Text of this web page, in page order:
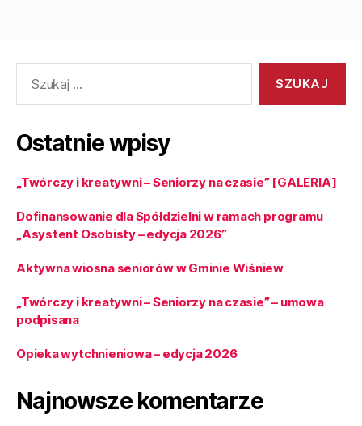
Ostatnie wpisy
„Twórczy i kreatywni – Seniorzy na czasie” [GALERIA]
Dofinansowanie dla Spółdzielni w ramach programu
„Asystent Osobisty – edycja 2026”
Aktywna wiosna seniorów w Gminie Wiśniew
„Twórczy i kreatywni – Seniorzy na czasie” – umowa
podpisana
Opieka wytchnieniowa – edycja 2026
Najnowsze komentarze